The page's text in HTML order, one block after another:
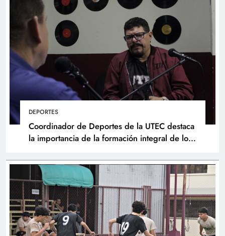
DEPORTES
Coordinador de Deportes de la UTEC destaca
la importancia de la formación integral de los